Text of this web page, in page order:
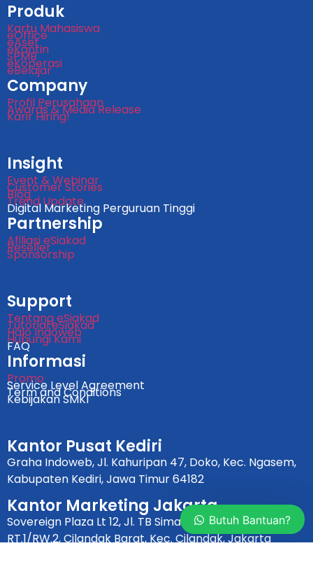
Produk
Kartu Mahasiswa
eOffice
eAset
eKantin
SPMB
eKoperasi
eBelajar
Company
Profil Perusahaan
Awards & Media Release
Karir Hiring!
Insight
Event & Webinar
Customer Stories
Blog
Trend Update
Digital Marketing Perguruan Tinggi
Partnership
Afiliasi eSiakad
Reseller
Sponsorship
Support
Tentang eSiakad
Tutorial eSiakad
Halo Indoweb
Hubungi Kami
FAQ
Informasi
Promo
Service Level Agreement
Term and Conditions
Kebijakan SMKI
Kantor Pusat Kediri
Graha Indoweb, Jl. Kahuripan 47, Doko, Kec. Ngasem,
Kabupaten Kediri, Jawa Timur 64182
Kantor Marketing Jakarta
Sovereign Plaza Lt 12, Jl. TB Simatupang No.36,
RT.1/RW.2, Cilandak Barat, Kec. Cilandak, Jakarta
Butuh Bantuan?